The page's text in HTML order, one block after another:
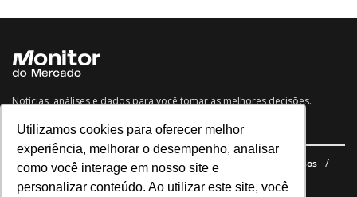
Utilizamos cookies para oferecer melhor
experiência, melhorar o desempenho, analisar
como você interage em nosso site e
personalizar conteúdo. Ao utilizar este site, você
Notícias, análises e dados para você tomar as melhores decisões.
Navegue no site
Últimas notícias Quem somos E-books gratuitos
Cursos
Política de privacidade